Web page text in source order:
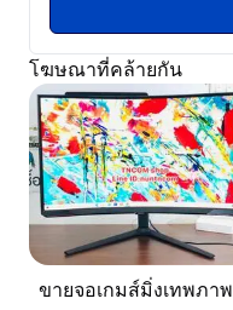
โฆษณาที่คล้ายกัน